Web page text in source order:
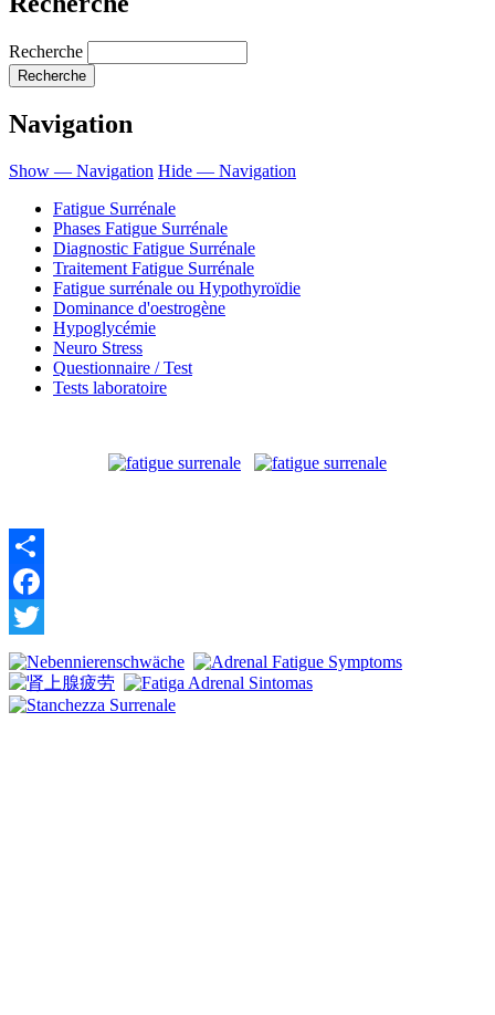
Recherche
Navigation
Show — Navigation Hide — Navigation
Fatigue Surrénale
Phases Fatigue Surrénale
Diagnostic Fatigue Surrénale
Traitement Fatigue Surrénale
Fatigue surrénale ou Hypothyroïdie
Dominance d'oestrogène
Hypoglycémie
Neuro Stress
Questionnaire / Test
Tests laboratoire
Share
Facebook
Twitter